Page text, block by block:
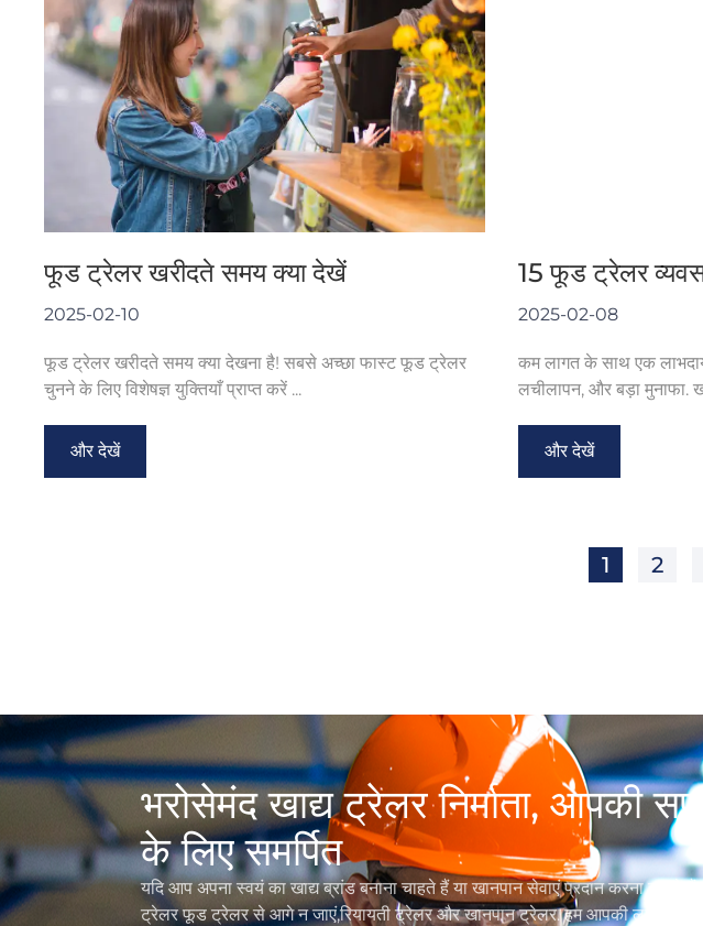
फूड ट्रेलर खरीदते समय क्या देखें
2025-02-10
फूड ट्रेलर खरीदते समय क्या देखना है! सबसे अच्छा फास्ट फूड ट्रेलर
चुनने के लिए विशेषज्ञ युक्तियाँ प्राप्त करें ...
और देखें
15 फूड ट्रेलर
2025-02-08
कम लागत के साथ एक
लचीलापन, और बड़ा
और देखें
1 2
भरोसेमंद खाद्य ट्रेलर निर्माता, आपकी
के लिए समर्पित
यदि आप अपना स्वयं का खाद्य ब्रांड बनाना चाहते हैं या खानपान सेवाएं प्रदान करना चाहते
ट्रेलर फूड ट्रेलर से आगे न जाएं,रियायती ट्रेलर और खानपान ट्रेलर. हम आपकी लागत